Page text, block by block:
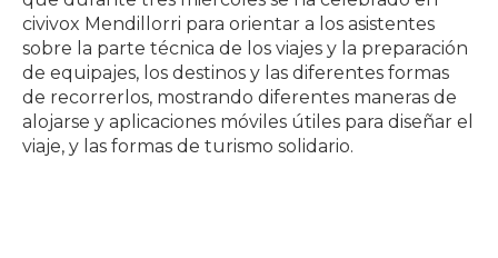
civivox Mendillorri para orientar a los asistentes
sobre la parte técnica de los viajes y la preparación
de equipajes, los destinos y las diferentes formas
de recorrerlos, mostrando diferentes maneras de
alojarse y aplicaciones móviles útiles para diseñar el
viaje, y las formas de turismo solidario.